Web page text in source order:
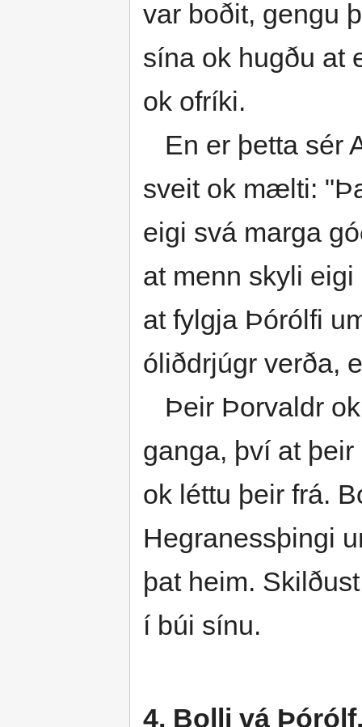
var boðit, gengu
sína ok hugðu at
ok ofríki.
En er þetta sér
sveit ok mælti:
eigi svá marga
at menn skyli
at fylgja Þórólfi
óliðdrjúgr verða,
Þeir Þorvaldr ok
ganga, því at
ok léttu þeir frá.
Hegranessþingi
þat heim.
í búi sínu.
4. Bolli vá